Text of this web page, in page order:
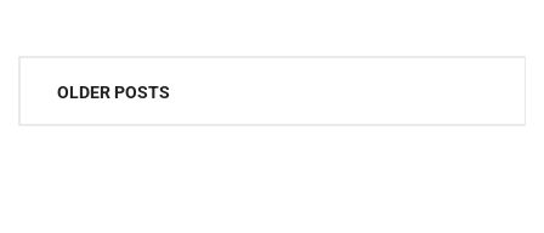
PostsOLDER POSTS